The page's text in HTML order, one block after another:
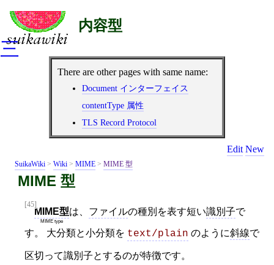
内容型
There are other pages with same name:
Document インターフェイス
contentType 属性
TLS Record Protocol
Edit New
SuikaWiki > Wiki > MIME > MIME 型
MIME 型
[45]
MIME型
MIME type
は、 ファイルの種別を表す短い識別子で
す。 大分類と小分類を text/plain のように斜線で
区切って識別子とするのが特徴です。
三